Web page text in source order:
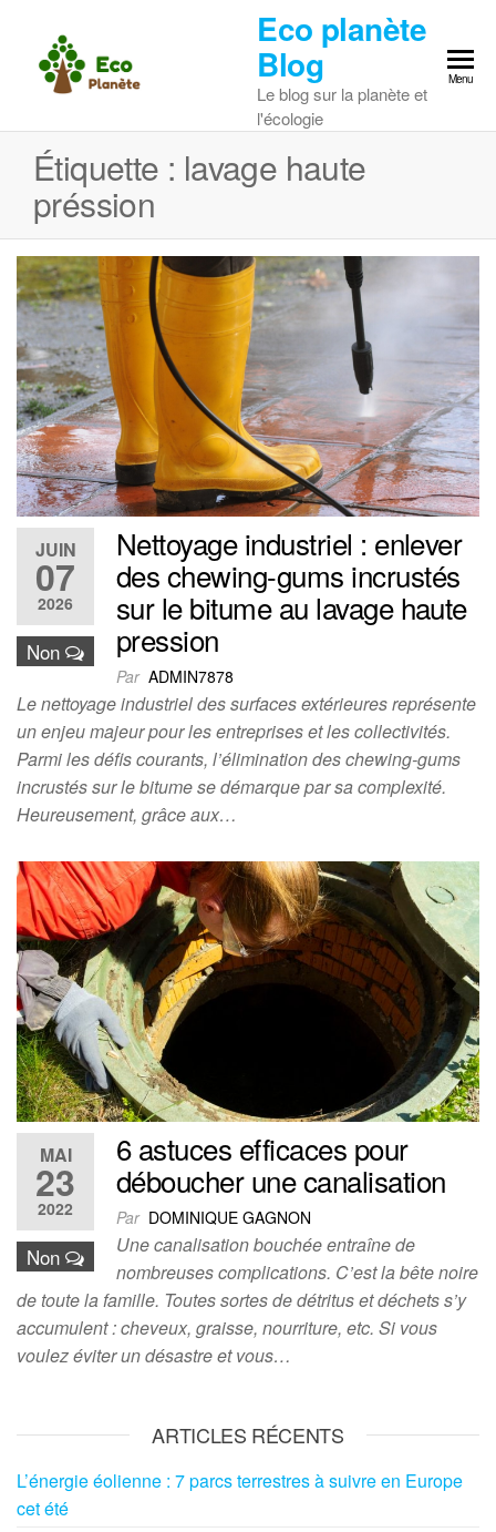
content
Eco planète
Blog
Le blog sur la planète et
l'écologie
Menu
Étiquette : lavage haute
préssion
JUIN
07
2026
Non
Nettoyage industriel : enlever
des chewing-gums incrustés
sur le bitume au lavage haute
pression
Par ADMIN7878
Le nettoyage industriel des surfaces extérieures représente
un enjeu majeur pour les entreprises et les collectivités.
Parmi les défis courants, l’élimination des chewing-gums
incrustés sur le bitume se démarque par sa complexité.
Heureusement, grâce aux…
MAI
23
2022
Non
6 astuces efficaces pour
déboucher une canalisation
Par DOMINIQUE GAGNON
Une canalisation bouchée entraîne de
nombreuses complications. C’est la bête noire
de toute la famille. Toutes sortes de détritus et déchets s’y
accumulent : cheveux, graisse, nourriture, etc. Si vous
voulez éviter un désastre et vous…
ARTICLES RÉCENTS
L’énergie éolienne : 7 parcs terrestres à suivre en Europe
cet été